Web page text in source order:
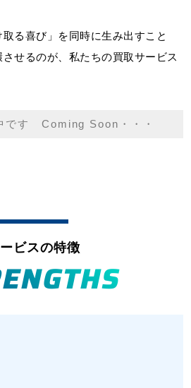
取る喜び」を同時に生み出すこと
せるのが、私たちの買取サービス
です Coming Soon・・・
ビスの特徴